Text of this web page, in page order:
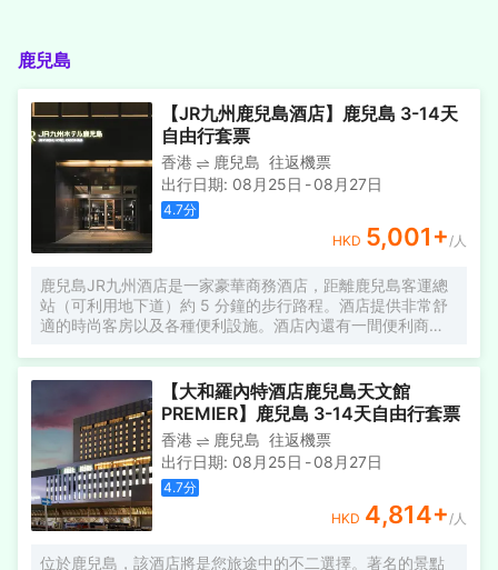
鹿兒島
【JR九州鹿兒島酒店】鹿兒島 3-14天
自由行套票
香港 鹿兒島 往返機票
出行日期: 08月25日 -08月27日
4.7分
HKD 5,001+ /人
鹿兒島JR九州酒店是一家豪華商務酒店，距離鹿兒島客運總
站（可利用地下道）約 5 分鐘的步行路程。酒店提供非常舒
適的時尚客房以及各種便利設施。酒店內還有一間便利商
域及無線網路。
【大和羅內特酒店鹿兒島天文館
PREMIER】鹿兒島 3-14天自由行套票
香港 鹿兒島 往返機票
出行日期: 08月25日 -08月27日
4.7分
HKD 4,814+ /人
位於鹿兒島，該酒店將是您旅途中的不二選擇。著名的景點